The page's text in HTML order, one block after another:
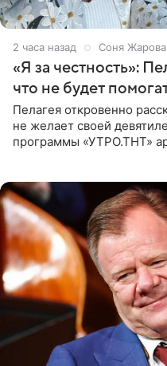
2 часа назад Соня Жарова
«Я за честность»:
что не будет
Пелагея откровенно
не желает своей
программы «УТРО.ТНТ»